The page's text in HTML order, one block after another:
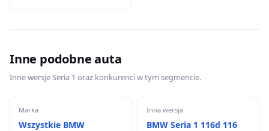
Inne podobne auta
Inne wersje Seria 1 oraz konkurenci w tym segmencie.
Marka
Wszystkie BMW
Inna wersja
BMW Seria 1 116d 116